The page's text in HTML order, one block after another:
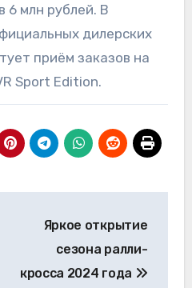
6 млн рублей. В
дилерских
приём заказов на
Sport Edition.
Яркое открытие
сезона ралли-
кросса 2024 года